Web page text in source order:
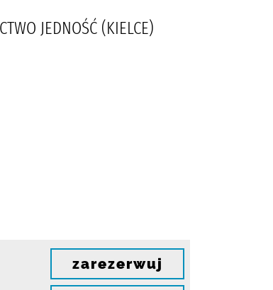
JEDNOŚĆ (KIELCE)
zarezerwuj